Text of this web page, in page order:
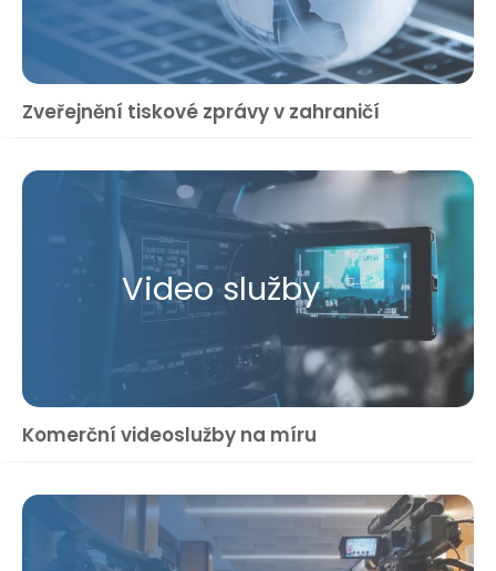
Zveřejnění tiskové zprávy v zahraničí
Video služby
Komerční videoslužby na míru